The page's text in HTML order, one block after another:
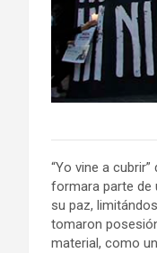
“Yo vine a
formara parte de
su paz,
tomaron
material, como